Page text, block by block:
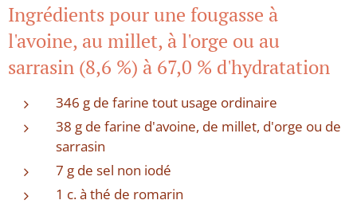
Ingrédients pour une fougasse à
l'avoine, au millet, à l'orge ou au
sarrasin (8,6 %) à 67,0 % d'hydratation
346 g de farine tout usage ordinaire
38 g de farine d'avoine, de millet, d'orge ou de
sarrasin
7 g de sel non iodé
1 c. à thé de romarin